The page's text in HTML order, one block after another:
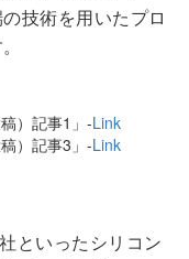
技術を用いたプロ
）記事1」-Link
）記事3」-Link
といったシリコン